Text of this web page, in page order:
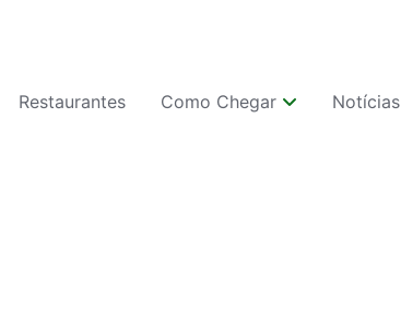
Restaurantes Como Chegar Notícias